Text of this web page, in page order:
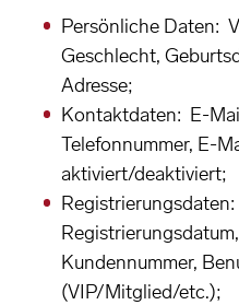
Persönliche Daten:
Geschlecht,
Adresse;
Kontaktdaten: E-
Telefonnummer, E-
aktiviert/deaktiviert;
Kundennummer,
(VIP/Mitglied/etc.);